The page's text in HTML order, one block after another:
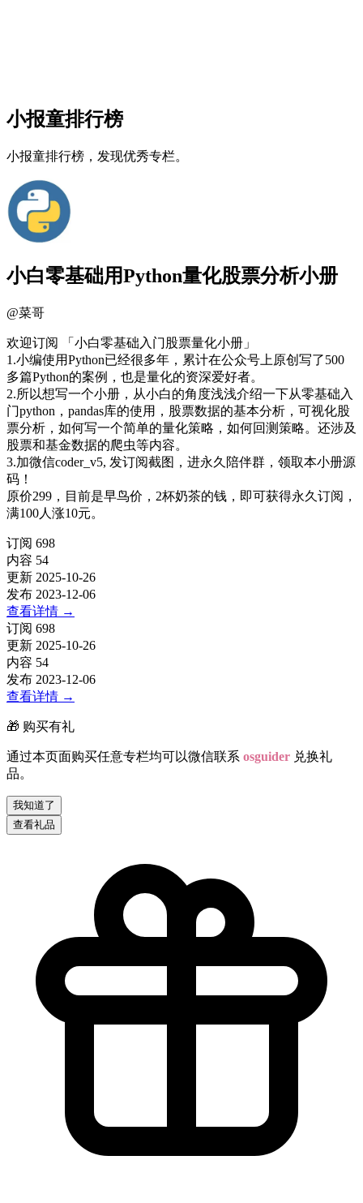
小报童排行榜
小报童排行榜，发现优秀专栏。
小白零基础用Python量化股票分析小册
@菜哥
欢迎订阅 「小白零基础入门股票量化小册」
1.小编使用Python已经很多年，累计在公众号上原创写了500
多篇Python的案例，也是量化的资深爱好者。
2.所以想写一个小册，从小白的角度浅浅介绍一下从零基础入
门python，pandas库的使用，股票数据的基本分析，可视化股
票分析，如何写一个简单的量化策略，如何回测策略。还涉及
股票和基金数据的爬虫等内容。
3.加微信coder_v5, 发订阅截图，进永久陪伴群，领取本小册源
码！
原价299，目前是早鸟价，2杯奶茶的钱，即可获得永久订阅，
满100人涨10元。
订阅 698
内容 54
更新 2025-10-26
发布 2023-12-06
查看详情 →
订阅 698
更新 2025-10-26
内容 54
发布 2023-12-06
查看详情 →
🎁 购买有礼
通过本页面购买任意专栏均可以微信联系 osguider 兑换礼
品。
我知道了
查看礼品